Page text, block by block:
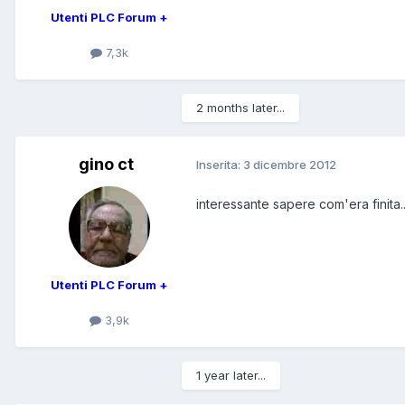
Utenti PLC Forum +
7,3k
2 months later...
gino ct
Utenti PLC Forum +
3,9k
Inserita: 3 dicembre 2012
interessante sapere com'era
1 year later...